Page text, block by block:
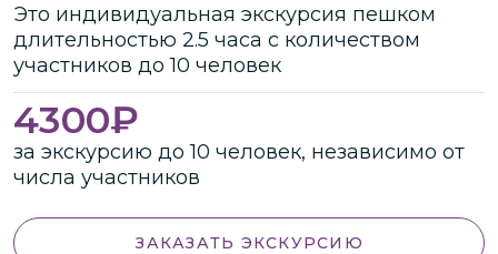
Это индивидуальная экскурсия пешком
длительностью 2.5 часа с количеством
участников до 10 человек
4300₽
за экскурсию до 10 человек, независимо от
числа участников
ЗАКАЗАТЬ ЭКСКУРСИЮ